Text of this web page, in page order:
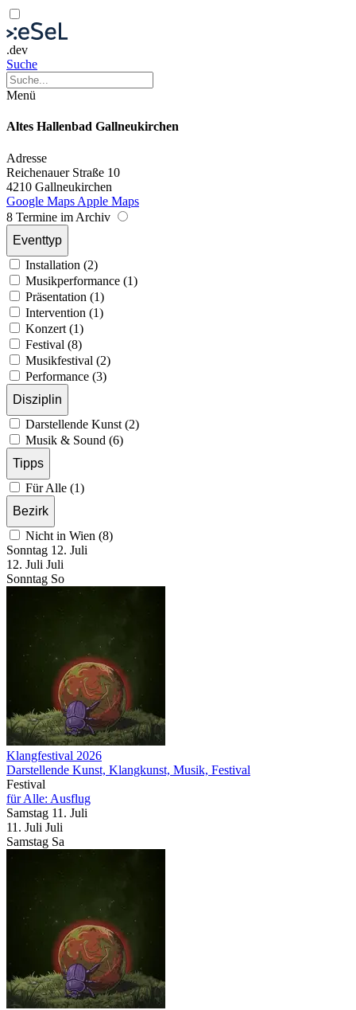
.dev
Suche
Menü
Altes Hallenbad Gallneukirchen
Adresse
Reichenauer Straße 10
4210 Gallneukirchen
Google Maps Apple Maps
8 Termine im Archiv
Eventtyp
Installation (2)
Musikperformance (1)
Präsentation (1)
Intervention (1)
Konzert (1)
Festival (8)
Musikfestival (2)
Performance (3)
Disziplin
Darstellende Kunst (2)
Musik & Sound (6)
Tipps
Für Alle (1)
Bezirk
Nicht in Wien (8)
Sonntag 12. Juli
12. Juli Juli
Sonntag So
Klangfestival 2026
Darstellende Kunst, Klangkunst, Musik, Festival
Festival
für Alle: Ausflug
Samstag 11. Juli
11. Juli Juli
Samstag Sa